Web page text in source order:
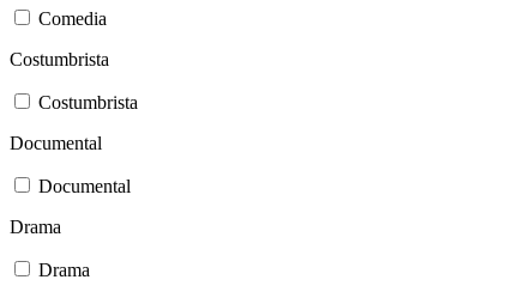
Comedia
Costumbrista
Costumbrista
Documental
Documental
Drama
Drama